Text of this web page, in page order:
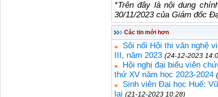
*Trên đây là nội dung
30/11/2023 của Giám đốc
Các tin mới hơn
Sôi nổi Hội thi văn nghệ
III, năm 2023 (24-12-2023
Hội nghị đại biểu viên
thứ XV năm học 2023-2024
Sinh viên Đại học Huế:
lai (21-12-2023 10:28)